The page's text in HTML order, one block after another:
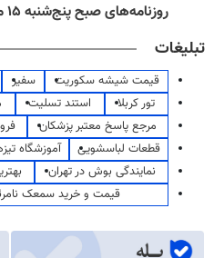
روزنامه‌های صبح پنج‌شنبه ۱۵ مرداد ۱۴۰۵
تبلیغات
قیمت شیشه سکوریت سفیر
تور کربلا
استند تسلیت
مرجع پاسخ معتبر پزشکان
قطعات لباسشویی
آموزشگاه
نمایندگی بوش در تهران
قیمت و خرید سمعک